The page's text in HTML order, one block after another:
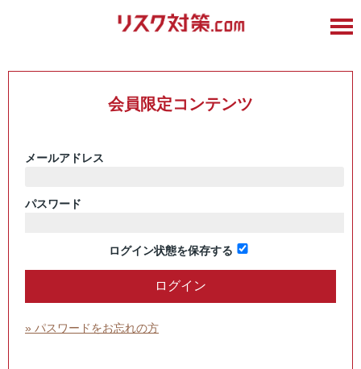
会員限定コンテンツ
メールアドレス
パスワード
ログイン状態を保存する
» パスワードをお忘れの方